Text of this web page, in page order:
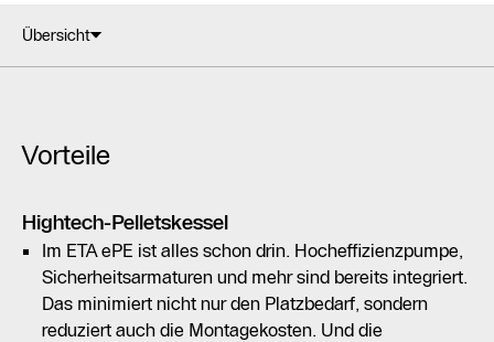
Übersicht
Vorteile
Hightech-Pelletskessel
Im ETA ePE ist alles schon drin. Hocheffizienzpumpe,
Sicherheitsarmaturen und mehr sind bereits integriert.
Das minimiert nicht nur den Platzbedarf, sondern
reduziert auch die Montagekosten. Und die